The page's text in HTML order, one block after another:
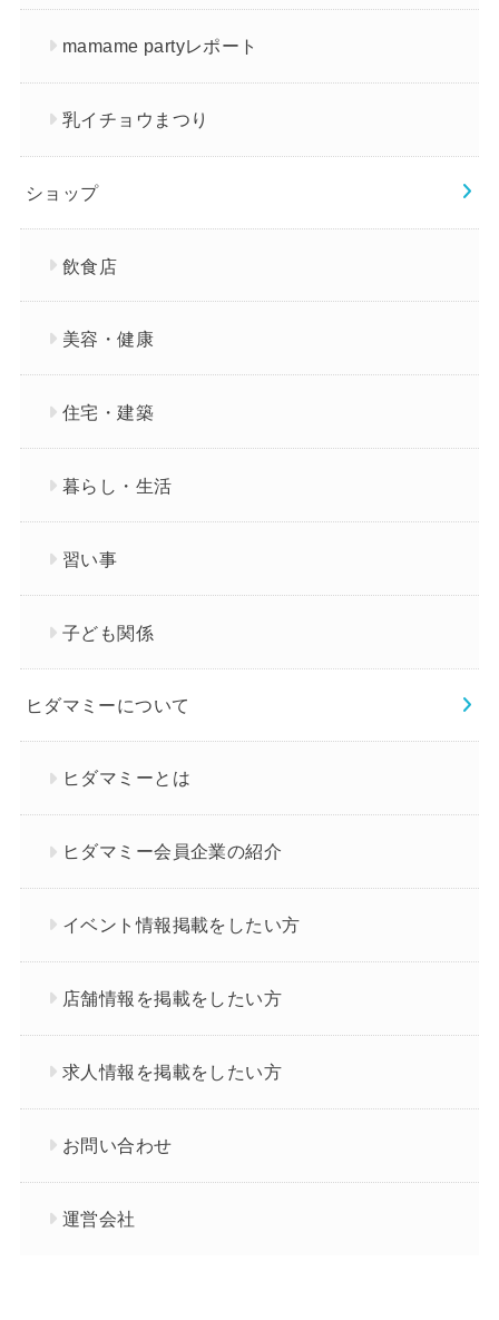
mamame partyレポート
乳イチョウまつり
ショップ
飲食店
美容・健康
住宅・建築
暮らし・生活
習い事
子ども関係
ヒダマミーについて
ヒダマミーとは
ヒダマミー会員企業の紹介
イベント情報掲載をしたい方
店舗情報を掲載をしたい方
求人情報を掲載をしたい方
お問い合わせ
運営会社